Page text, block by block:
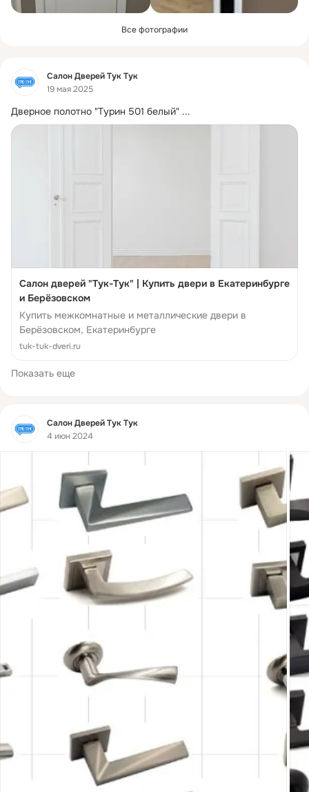
Все фотографии
Салон Дверей Тук Тук
19 мая 2025
Дверное полотно "Турин 501 белый" ...
Салон дверей "Тук-Тук" | Купить двери в Екатеринбурге
и Берёзовском
Купить межкомнатные и металлические двери в
Берёзовском, Екатеринбурге
tuk-tuk-dveri.ru
Показать еще
Салон Дверей Тук Тук
4 июн 2024